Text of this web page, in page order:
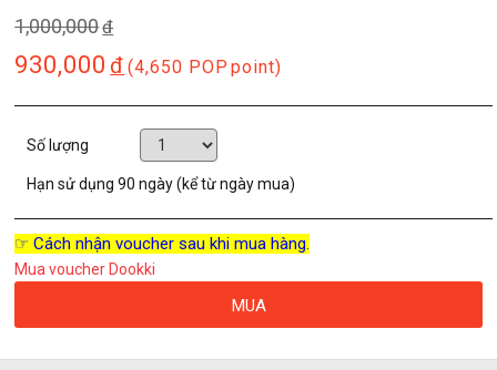
1,000,000đ
930,000 đ (4,650 POP point)
Số lượng
Hạn sử dụng90 ngày (kể từ ngày mua)
☞ Cách nhận voucher sau khi mua hàng.
Mua voucher Dookki
MUA